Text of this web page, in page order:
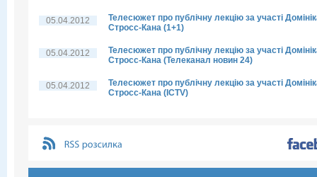
05.04.2012
Телесюжет про публічну лекцію за участі
Стросс-Кана (1+1)
05.04.2012
Телесюжет про публічну лекцію за участі
Стросс-Кана (Телеканал новин 24)
05.04.2012
Телесюжет про публічну лекцію за участі
Стросс-Кана (ICTV)